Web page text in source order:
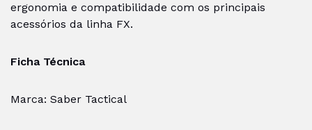
ergonomia e compatibilidade com os principais
acessórios da linha FX.
Ficha Técnica
Marca: Saber Tactical